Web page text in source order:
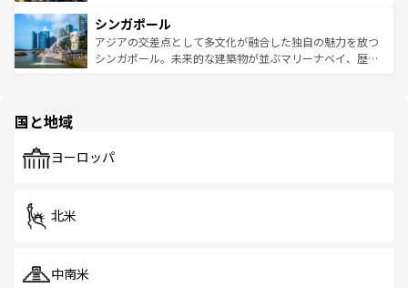
参照してほしい。
激する。気候は一年中温暖で、どの季節にも異なる楽しみ
が待っている。親しみやすいタイの人々、仏教を中心とし
た文化、そして多様な観光資源が、訪れる旅人を魅了し続
み、どこを訪れても感動するはず。観光スポットが密集し
ており、効率よく見どころを回れるのも魅力。息をのむよ
うな絶景から文化的な体験まで、香港を存分に楽しみ尽く
シンガポール
アジアの交差点として多文化が融合した独自の魅力を放つ
シンガポール。未来的な建築物が並ぶマリーナベイ、歴史
で、ホーカーズは地元の風情を楽しめる外せないスポット
国と地域
ヨーロッパ
北米
中南米